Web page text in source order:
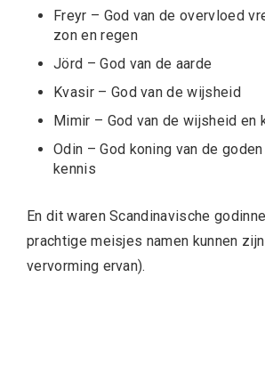
Freyr – God van de overvloed
zon en regen
Jörd – God van de aarde
Kvasir – God van de wijsheid
Mimir – God van de wijsheid en
Odin – God koning van de
kennis
En dit warenScandinavische
prachtige meisjes namen kunnen
vervorming ervan).